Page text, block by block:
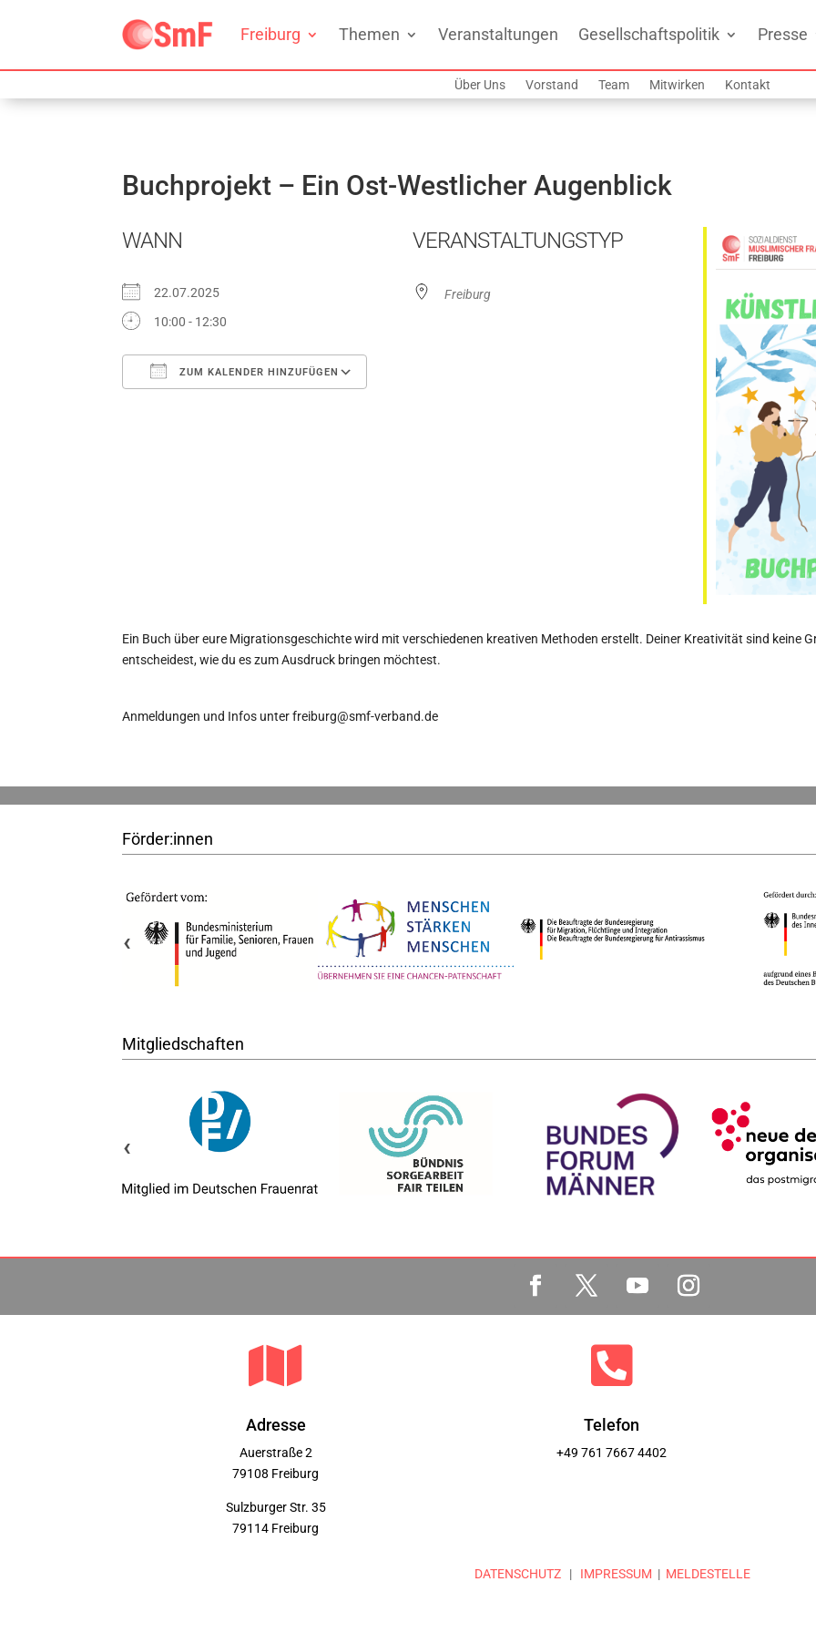
Freiburg Themen Veranstaltungen Gesellschaftspolitik Presse
Über Uns Vorstand Team Mitwirken Kontakt
Buchprojekt – Ein Ost-Westlicher Augenblick
WANN
22.07.2025
10:00 - 12:30
ZUM KALENDER HINZUFÜGEN
VERANSTALTUNGSTYP
Freiburg
Ein Buch über eure Migrationsgeschichte wird mit verschiedenen kreativen Methoden erstellt. Deiner Kreativität sind keine
entscheidest, wie du es zum Ausdruck bringen möchtest.
Anmeldungen und Infos unter freiburg@smf-verband.de
Förder:innen
‹
Mitgliedschaften
‹

Adresse
Auerstraße 2
79108 Freiburg
Sulzburger Str. 35
79114 Freiburg

Telefon
+49 761 7667 4402
DATENSCHUTZ| IMPRESSUM | MELDESTELLE